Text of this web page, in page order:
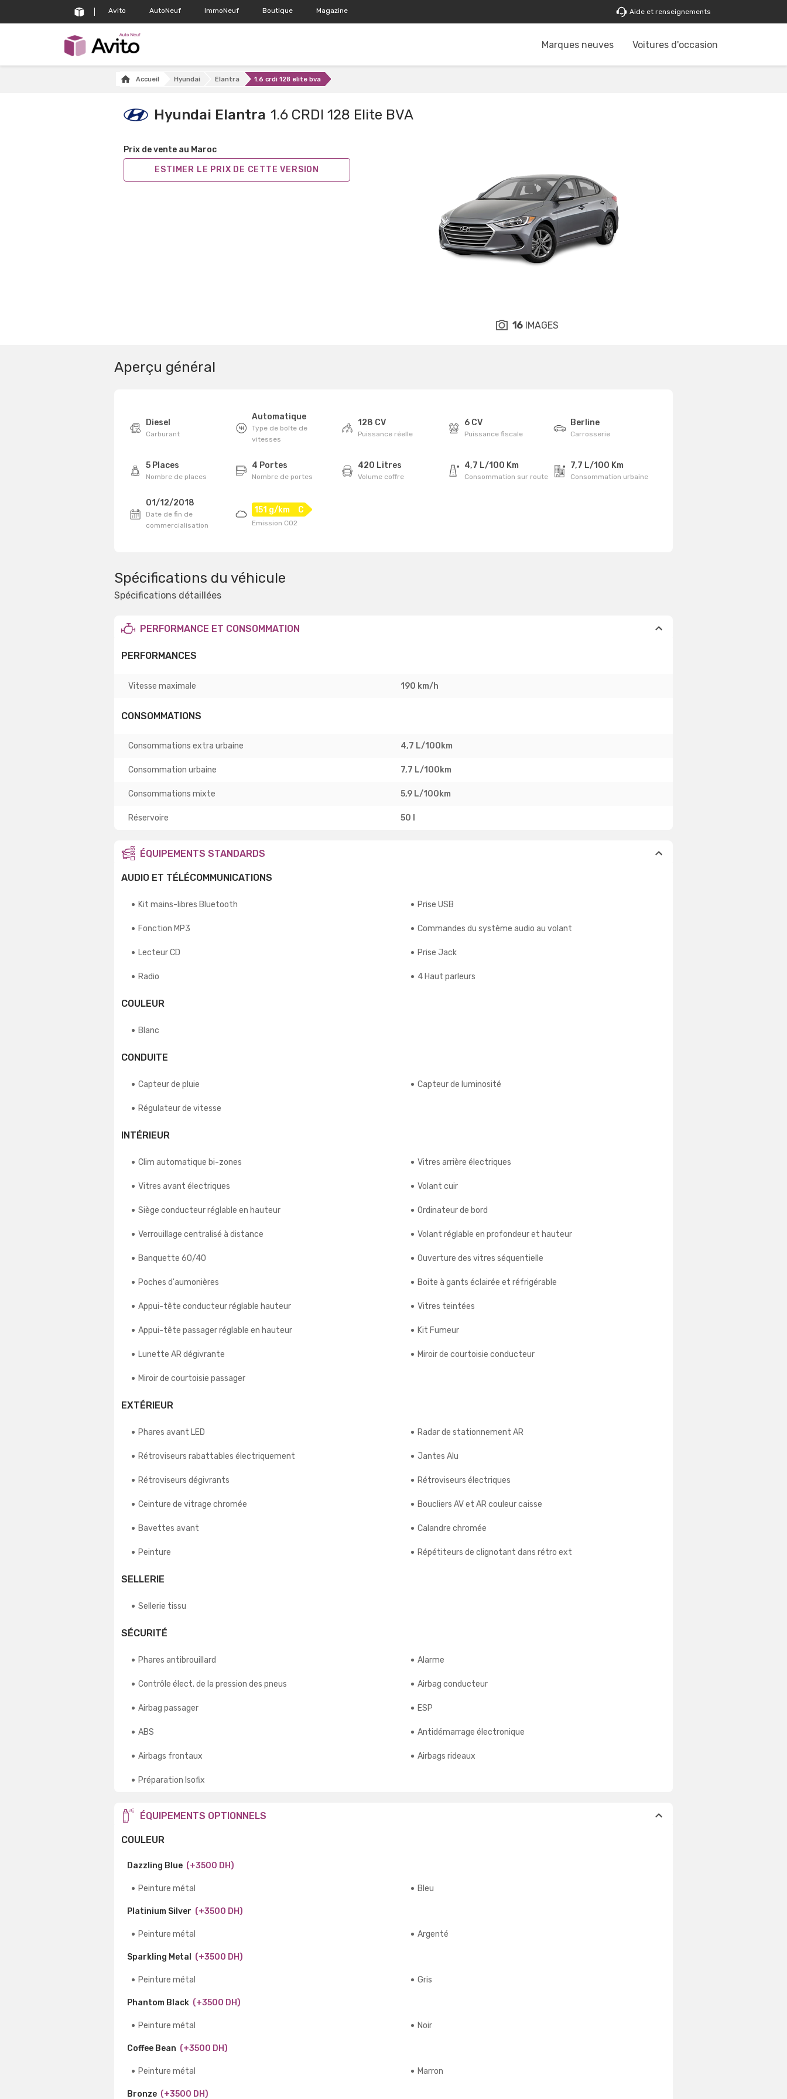
Avito AutoNeuf ImmoNeuf Boutique Magazine Aide et renseignements
Marques neuves Voitures d'occasion
Accueil Hyundai Elantra 1.6 crdi 128 elite bva
Hyundai Elantra 1.6 CRDI 128 Elite BVA
Prix de vente au Maroc
ESTIMER LE PRIX DE CETTE VERSION
16 IMAGES
Aperçu général
Diesel
Carburant
Automatique
Type de boîte de
vitesses
128 CV
Puissance réelle
6 CV
Puissance fiscale
Berline
Carrosserie
5 Places
Nombre de places
4 Portes
Nombre de portes
420 Litres
Volume coffre
4,7 L/100 Km
Consommation sur route
7,7 L/100 Km
Consommation urbaine
01/12/2018
Date de fin de
commercialisation
151 g/km C
Emission CO2
Spécifications du véhicule
Spécifications détaillées
PERFORMANCE ET CONSOMMATION
PERFORMANCES
Vitesse maximale 190 km/h
CONSOMMATIONS
Consommations extra urbaine 4,7 L/100km
Consommation urbaine 7,7 L/100km
Consommations mixte 5,9 L/100km
Réservoire 50 l
ÉQUIPEMENTS STANDARDS
AUDIO ET TÉLÉCOMMUNICATIONS
Kit mains-libres Bluetooth Prise USB
Fonction MP3 Commandes du système audio au volant
Lecteur CD Prise Jack
Radio 4 Haut parleurs
COULEUR
Blanc
CONDUITE
Capteur de pluie Capteur de luminosité
Régulateur de vitesse
INTÉRIEUR
Clim automatique bi-zones Vitres arrière électriques
Vitres avant électriques Volant cuir
Siège conducteur réglable en hauteur Ordinateur de bord
Verrouillage centralisé à distance Volant réglable en profondeur et hauteur
Banquette 60/40 Ouverture des vitres séquentielle
Poches d'aumonières Boite à gants éclairée et réfrigérable
Appui-tête conducteur réglable hauteur Vitres teintées
Appui-tête passager réglable en hauteur Kit Fumeur
Lunette AR dégivrante Miroir de courtoisie conducteur
Miroir de courtoisie passager
EXTÉRIEUR
Phares avant LED Radar de stationnement AR
Rétroviseurs rabattables électriquement Jantes Alu
Rétroviseurs dégivrants Rétroviseurs électriques
Ceinture de vitrage chromée Boucliers AV et AR couleur caisse
Bavettes avant Calandre chromée
Peinture Répétiteurs de clignotant dans rétro ext
SELLERIE
Sellerie tissu
SÉCURITÉ
Phares antibrouillard Alarme
Contrôle élect. de la pression des pneus Airbag conducteur
Airbag passager ESP
ABS Antidémarrage électronique
Airbags frontaux Airbags rideaux
Préparation Isofix
ÉQUIPEMENTS OPTIONNELS
COULEUR
Dazzling Blue (+3500 DH)
Peinture métal Bleu
Platinium Silver (+3500 DH)
Peinture métal Argenté
Sparkling Metal (+3500 DH)
Peinture métal Gris
Phantom Black (+3500 DH)
Peinture métal Noir
Coffee Bean (+3500 DH)
Peinture métal Marron
Bronze (+3500 DH)